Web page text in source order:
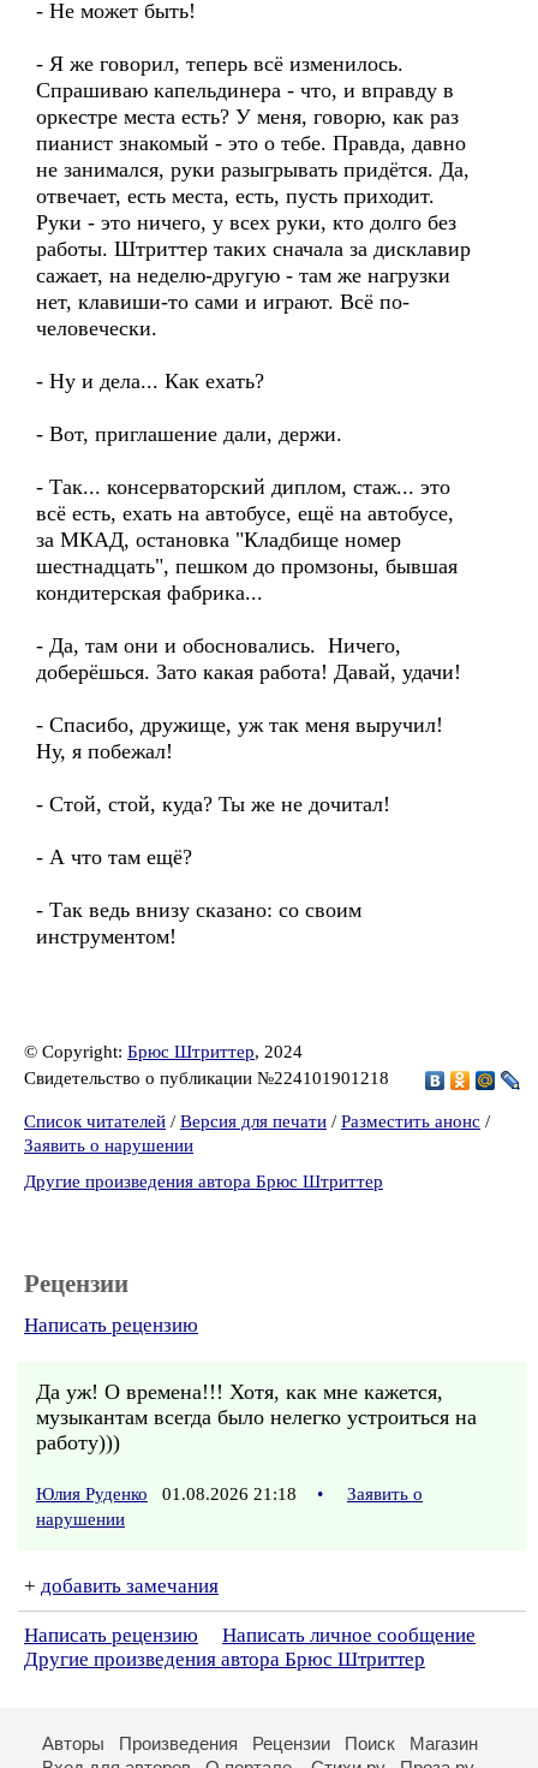
- Не может быть!
- Я же говорил, теперь всё изменилось.
Спрашиваю капельдинера - что, и вправду в
оркестре места есть? У меня, говорю, как раз
пианист знакомый - это о тебе. Правда, давно
не занимался, руки разыгрывать придётся. Да,
отвечает, есть места, есть, пусть приходит.
Руки - это ничего, у всех руки, кто долго без
работы. Штриттер таких сначала за дисклавир
сажает, на неделю-другую - там же нагрузки
нет, клавиши-то сами и играют. Всё по-
человечески.
- Ну и дела... Как ехать?
- Вот, приглашение дали, держи.
- Так... консерваторский диплом, стаж... это
всё есть, ехать на автобусе, ещё на автобусе,
за МКАД, остановка "Кладбище номер
шестнадцать", пешком до промзоны, бывшая
кондитерская фабрика...
- Да, там они и обосновались. Ничего,
доберёшься. Зато какая работа! Давай, удачи!
- Спасибо, дружище, уж так меня выручил!
Ну, я побежал!
- Стой, стой, куда? Ты же не дочитал!
- А что там ещё?
- Так ведь внизу сказано: со своим
инструментом!
© Copyright: Брюс Штриттер, 2024
Свидетельство о публикации №224101901218
Список читателей / Версия для печати / Разместить анонс /
Заявить о нарушении
Другие произведения автора Брюс Штриттер
Рецензии
Написать рецензию
Да уж! О времена!!! Хотя, как мне кажется,
музыкантам всегда было нелегко устроиться на
работу)))
Юлия Руденко 01.08.2026 21:18 •
Заявить о
нарушении
+ добавить замечания
Написать рецензию
Написать личное сообщение
Другие произведения автора Брюс Штриттер
Авторы Произведения Рецензии Поиск
Магазин